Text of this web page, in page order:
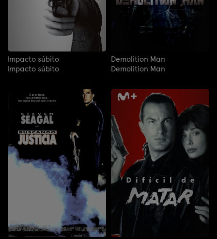
Impacto súbito
Impacto súbito
Demolition Man
Demolition Man